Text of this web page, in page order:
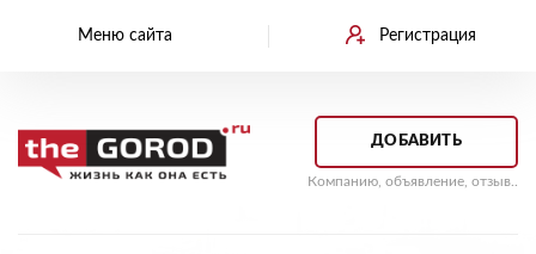
Меню сайта Регистрация
ДОБАВИТЬ
Компанию, объявление, отзыв..